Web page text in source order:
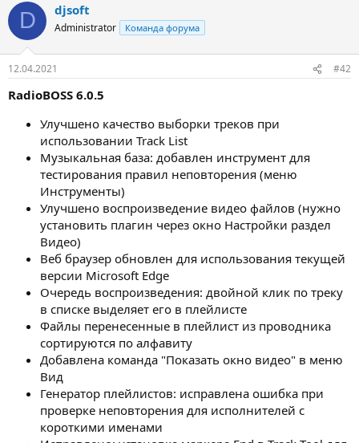
D djsoft
Administrator Команда форума
12.04.2021 #42
RadioBOSS 6.0.5
Улучшено качество выборки треков при
использовании Track List
Музыкальная база: добавлен инструмент для
тестирования правил неповторения (меню
Инструменты)
Улучшено воспроизведение видео файлов (нужно
установить плагин через окно Настройки раздел
Видео)
Веб браузер обновлен для использования текущей
версии Microsoft Edge
Очередь воспроизведения: двойной клик по треку
в списке выделяет его в плейлисте
Файлы перенесенные в плейлист из проводника
сортируются по алфавиту
Добавлена команда "Показать окно видео" в меню
Вид
Генератор плейлистов: исправлена ошибка при
проверке неповторения для исполнителей с
короткими именами